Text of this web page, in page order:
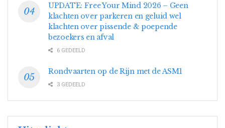
UPDATE: Free Your Mind 2026 – Geen
klachten over parkeren en geluid wel
klachten over pissende & poepende
bezoekers en afval
6 GEDEELD
Rondvaarten op de Rijn met de ASM1
3 GEDEELD